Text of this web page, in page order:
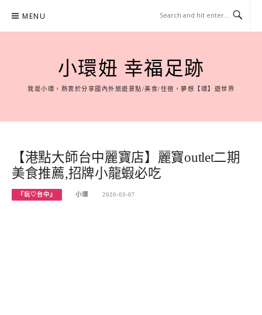
content
MENU
小環妞 幸福足跡
我是小環，熱衷於分享國內外旅遊景點/美食/住宿，夢想【環】遊世界
【港點大師台中麗寶店】麗寶outlet二期
美食推薦,招牌小龍蝦必吃
『玩♡台中』 小環 2020-03-07